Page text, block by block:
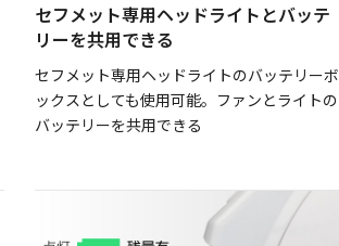
セフメット専用ヘッドライトとバッテ
リーを共用できる
セフメット専用ヘッドライトのバッテリーボ
ックスとしても使用可能。ファンとライトの
バッテリーを共用できる